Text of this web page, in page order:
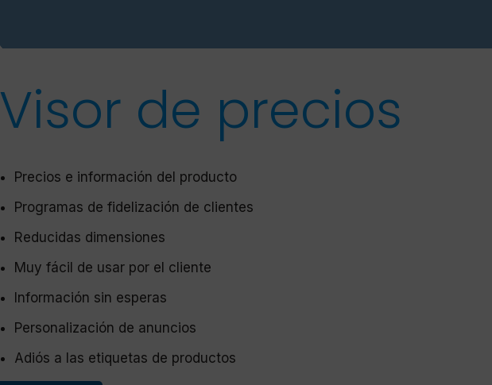
Visor de precios
Precios e información del producto
Programas de fidelización de clientes
Reducidas dimensiones
Muy fácil de usar por el cliente
Información sin esperas
Personalización de anuncios
Adiós a las etiquetas de productos